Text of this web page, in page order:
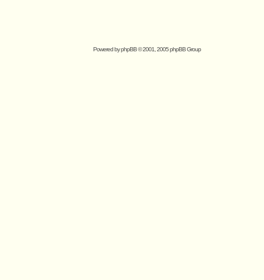
Powered byphpBB© 2001, 2005 phpBB Group